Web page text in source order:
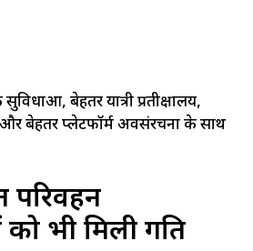
बेहतर यात्री प्रतीक्षालय,
और बेहतर प्लेटफॉर्म अवसंरचना के साथ
परिवहन
भी मिली गति